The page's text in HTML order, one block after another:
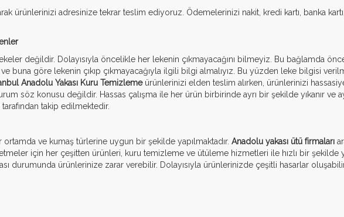
ürünlerinizi adresinize tekrar teslim ediyoruz. Ödemelerinizi nakit, kredi kartı, banka
değildir. Dolayısıyla öncelikle her lekenin çıkmayacağını bilmeyiz. Bu bağlamda
buna göre lekenin çıkıp çıkmayacağıyla ilgili bilgi almalıyız. Bu yüzden leke bilgisi
Anadolu Yakası Kuru Temizlemeürünlerinizi elden teslim alırken, ürünlerinizi
söz konusu değildir. Hassas çalışma ile her ürün birbirinde ayrı bir şekilde yıkanır ve
takip edilmektedir.
ve kumaş türlerine uygun bir şekilde yapılmaktadır. Anadolu yakası ütü firmaları
için her çeşitten ürünleri, kuru temizleme ve ütüleme hizmetleri ile hızlı bir
durumunda ürünlerinize zarar verebilir. Dolayısıyla ürünlerinizde çeşitli hasarlar